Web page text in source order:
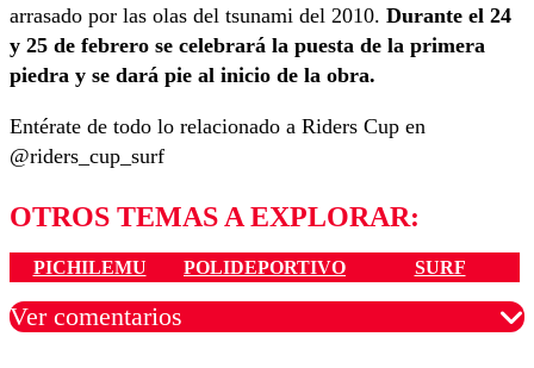
arrasado por las olas del tsunami del 2010. Durante el 24
y 25 de febrero se celebrará la puesta de la primera
piedra y se dará pie al inicio de la obra.
Entérate de todo lo relacionado a Riders Cup en
@riders_cup_surf
OTROS TEMAS A EXPLORAR:
PICHILEMU POLIDEPORTIVO SURF
Ver comentarios